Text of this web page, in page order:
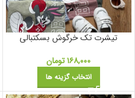
تیشرت تک خرگوش بسکتبالی
۱۶۸,۰۰۰تومان
انتخاب گزینه ها